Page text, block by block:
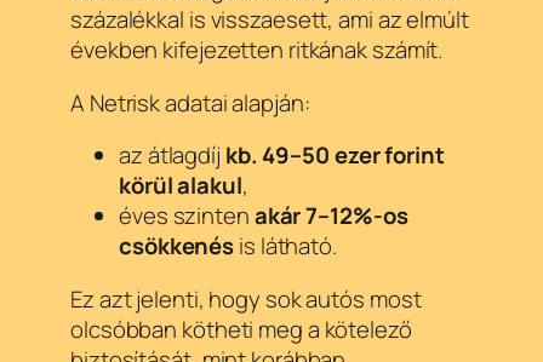
százalékkal is visszaesett, ami az elmúlt
években kifejezetten ritkának számít.
A Netrisk adatai alapján:
az átlagdíj kb. 49–50 ezer forint
körül alakul,
éves szintenakár 7–12%-os
csökkenésis látható.
Ez azt jelenti, hogy sok autós most
olcsóbban kötheti meg a kötelező